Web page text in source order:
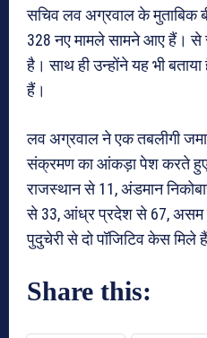
सचिव लव अग्रवाल के मुताबिक
328 नए मामले सामने आए हैं। से
है। साथ ही उन्होंने यह भी
हैं।
लव अग्रवाल ने एक तबलीगी
संक्रमण का आंकड़ा पेश करते हुए
राजस्थान से 11, अंडमान
से 33, आंध्र प्रदेश से 67, असम
पुदुचेरी से दो पॉजिटिव केस मिले
Share this: